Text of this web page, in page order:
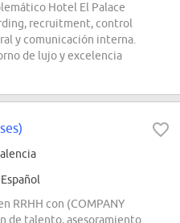
Hotel El Palace
recruitment, control
y comunicación interna.
de lujo y excelencia
RRHH con (COMPANY
de talento, asesoramiento